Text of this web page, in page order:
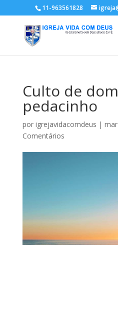
11-963561828
Culto de
pedacinho
por igrejavidacomdeus |
Comentários